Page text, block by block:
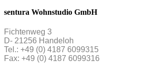
sentura Wohnstudio GmbH
Fichtenweg 3
D- 21256 Handeloh
Tel.: +49 (0) 4187 6099315
Fax: +49 (0) 4187 6099316